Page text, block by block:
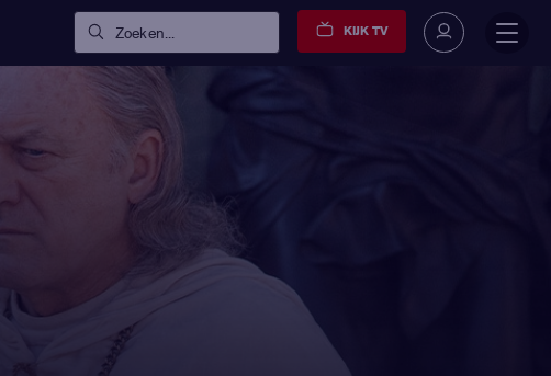
Zoeken... KIJK TV